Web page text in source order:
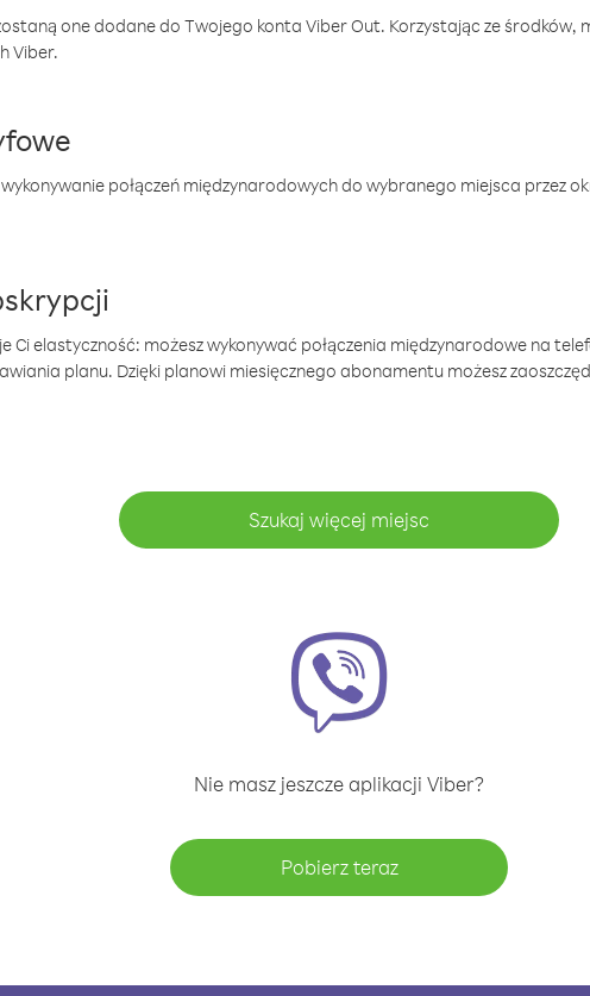
one dodane do Twojego konta Viber Out. Korzystając ze środków,
Viber.
połączeń międzynarodowych do wybranego miejsca przez
Ci elastyczność: możesz wykonywać połączenia międzynarodowe na
planu. Dzięki planowi miesięcznego abonamentu możesz
Szukaj więcej miejsc
Nie masz jeszcze aplikacji Viber?
Pobierz teraz